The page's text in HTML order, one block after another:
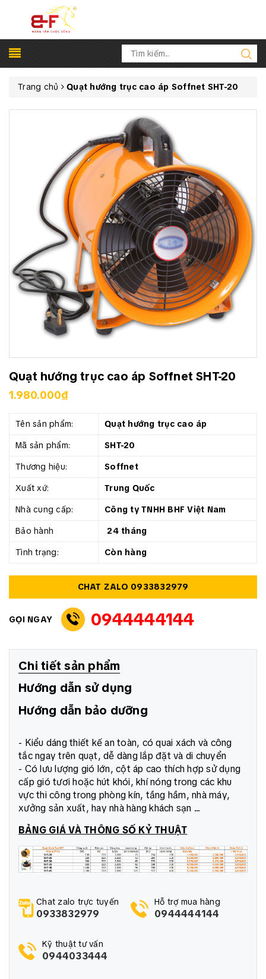
Trang chủ Quạt hướng trục cao áp Soffnet SHT-20
Quạt hướng trục cao áp Soffnet SHT-20
1.980.000₫
Tên sản phẩm:
Quạt hướng trục cao áp
Mã sản phẩm:
SHT-20
Thương hiệu:
Soffnet
Xuất xứ:
Trung Quốc
Nhà cung cấp:
Công ty TNHH BHF Việt Nam
Bảo hành
24 tháng
Tình trạng:
Còn hàng
CHAT ZALO 0933832979
GỌI NGAY 0944444144
Chi tiết sản phẩm
Hướng dẫn sử dụng
Hướng dẫn bảo dưỡng
- Kiểu dáng thiết kế an toàn, có quai xách và công
tắc ngay trên quạt, dễ dàng lắp đặt và di chuyển
- Có lưu lượng gió lớn, cột áp cao thích hợp sử dụng
cấp gió tươi hoặc hút khói, khí nóng trong các khu
vực thi công trong phòng kín, tầng hầm, nhà máy,
xưởng sản xuất, hay nhà hàng khách sạn ...
BẢNG GIÁ VÀ THÔNG SỐ KỶ THUẬT
Chat zalo trực tuyến
0933832979
Hỗ trợ mua hàng
0944444144
Kỹ thuật tư vấn
0944033444